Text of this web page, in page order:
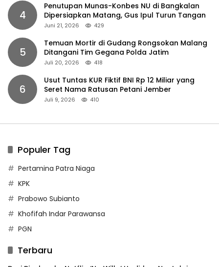
4
Penutupan Munas-Konbes NU di Bangkalan
Dipersiapkan Matang, Gus Ipul Turun Tangan
Juni 21, 2026 429
5
Temuan Mortir di Gudang Rongsokan Malang
Ditangani Tim Gegana Polda Jatim
Juli 20, 2026 418
6
Usut Tuntas KUR Fiktif BNI Rp 12 Miliar yang
Seret Nama Ratusan Petani Jember
Juli 9, 2026 410
Populer Tag
Pertamina Patra Niaga
KPK
Prabowo Subianto
Khofifah Indar Parawansa
PGN
Terbaru